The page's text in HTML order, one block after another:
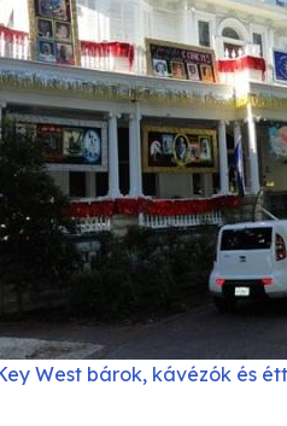
West bárok, kávézók és